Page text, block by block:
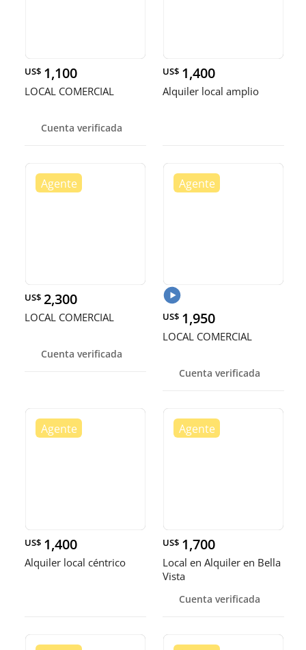
US$ 1,100
LOCAL COMERCIAL
Cuenta verificada
US$ 1,400
Alquiler local amplio
US$ 2,300
LOCAL COMERCIAL
Cuenta verificada
US$ 1,950
LOCAL COMERCIAL
Cuenta verificada
US$ 1,400
Alquiler local céntrico
US$ 1,700
Local en Alquiler en Bella
Vista
Cuenta verificada